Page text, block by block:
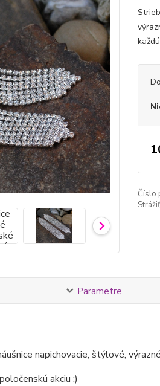
Číslo
Parametre
napichovacie, štýlové,
akciu :)